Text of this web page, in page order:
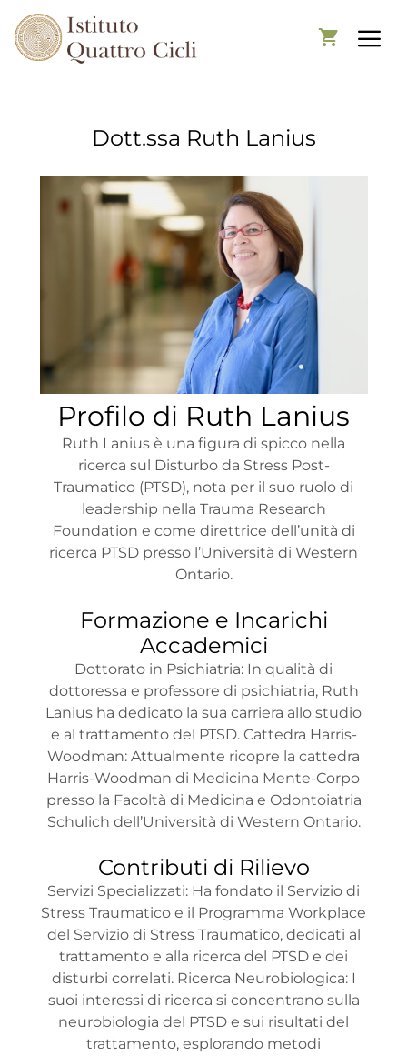
Dott.ssa Ruth Lanius
Profilo di Ruth Lanius
Ruth Lanius è una figura di spicco nella
ricerca sul Disturbo da Stress Post-
Traumatico (PTSD), nota per il suo ruolo di
leadership nella Trauma Research
Foundation e come direttrice dell’unità di
ricerca PTSD presso l’Università di Western
Ontario.
Formazione e Incarichi
Accademici
Dottorato in Psichiatria: In qualità di
dottoressa e professore di psichiatria, Ruth
Lanius ha dedicato la sua carriera allo studio
e al trattamento del PTSD. Cattedra Harris-
Woodman: Attualmente ricopre la cattedra
Harris-Woodman di Medicina Mente-Corpo
presso la Facoltà di Medicina e Odontoiatria
Schulich dell’Università di Western Ontario.
Contributi di Rilievo
Servizi Specializzati: Ha fondato il Servizio di
Stress Traumatico e il Programma Workplace
del Servizio di Stress Traumatico, dedicati al
trattamento e alla ricerca del PTSD e dei
disturbi correlati. Ricerca Neurobiologica: I
suoi interessi di ricerca si concentrano sulla
neurobiologia del PTSD e sui risultati del
trattamento, esplorando metodi